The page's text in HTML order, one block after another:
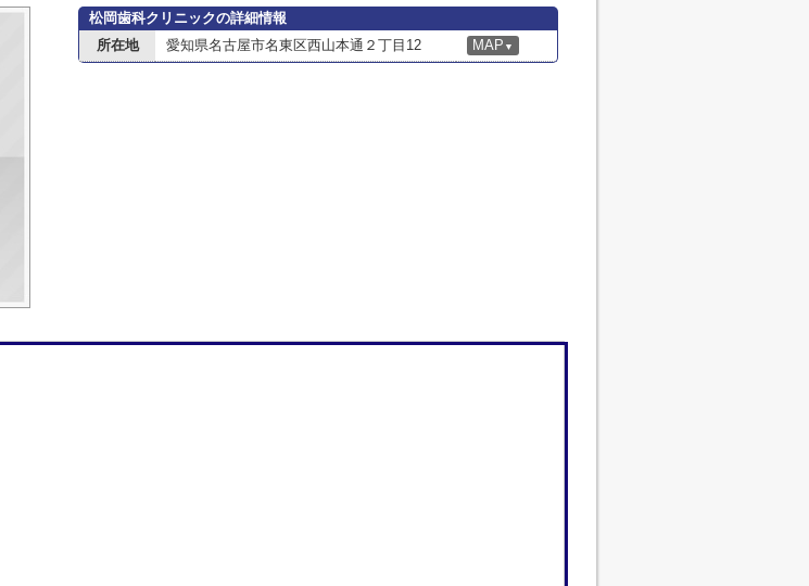
松岡歯科クリニックの詳細情報
所在地
愛知県名古屋市名東区西山本通２丁目12 MAP ▼